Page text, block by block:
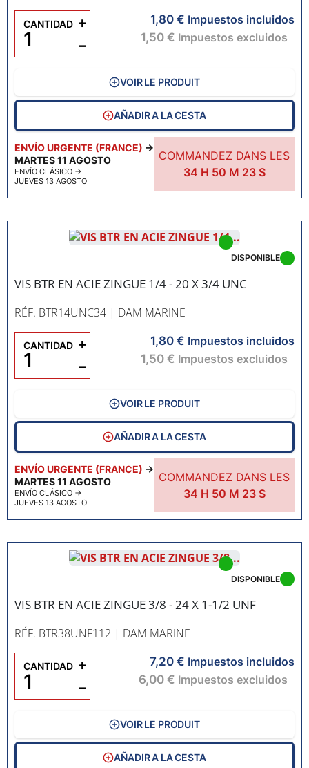
ENVÍO URGENTE (FRANCE) →
MARTES 11 AGOSTO
ENVÍO CLÁSICO →
JUEVES 13 AGOSTO
COMMANDEZ DANS LES
34 H 50 M 22S
1,80 € Impuestos incluidos
1,50 € Impuestos excluidos
CANTIDAD
−
+
VOIR LE PRODUIT
AÑADIR A LA CESTA
VIS BTR EN ACIE ZINGUE 1/4 - 20 X 3/4 UNC
RÉF. BTR14UNC34 | DAM MARINE
ENVÍO URGENTE (FRANCE) →
MARTES 11 AGOSTO
ENVÍO CLÁSICO →
JUEVES 13 AGOSTO
COMMANDEZ DANS LES
34 H 50 M 22S
DISPONIBLE
1,80 € Impuestos incluidos
1,50 € Impuestos excluidos
CANTIDAD
−
+
VOIR LE PRODUIT
AÑADIR A LA CESTA
VIS BTR EN ACIE ZINGUE 3/8 - 24 X 1-1/2 UNF
RÉF. BTR38UNF112 | DAM MARINE
DISPONIBLE
7,20 € Impuestos incluidos
6,00 € Impuestos excluidos
CANTIDAD
−
+
VOIR LE PRODUIT
AÑADIR A LA CESTA